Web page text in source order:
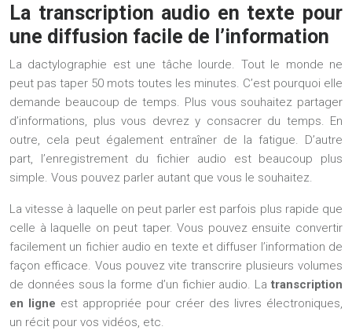
La transcription audio en texte pour
une diffusion facile de l’information
La dactylographie est une tâche lourde. Tout le monde ne
peut pas taper 50 mots toutes les minutes. C’est pourquoi elle
demande beaucoup de temps. Plus vous souhaitez partager
d’informations, plus vous devrez y consacrer du temps. En
outre, cela peut également entraîner de la fatigue. D’autre
part, l’enregistrement du fichier audio est beaucoup plus
simple. Vous pouvez parler autant que vous le souhaitez.
La vitesse à laquelle on peut parler est parfois plus rapide que
celle à laquelle on peut taper. Vous pouvez ensuite convertir
facilement un fichier audio en texte et diffuser l’information de
façon efficace. Vous pouvez vite transcrire plusieurs volumes
de données sous la forme d’un fichier audio. La transcription
en ligne est appropriée pour créer des livres électroniques,
un récit pour vos vidéos, etc.